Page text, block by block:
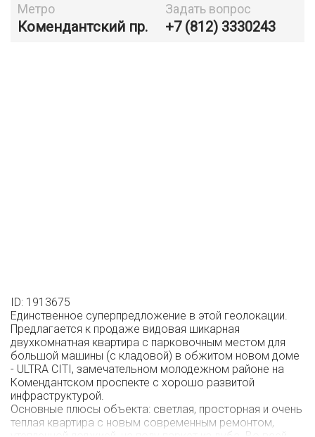
Метро
Комендантский пр.
Задать вопрос
+7 (812) 3330243
ID: 1913675
Единственное суперпредложение в этой геолокации.
Предлагается к продаже видовая шикарная
двухкомнатная квартира с парковочным местом для
большой машины (с кладовой) в обжитом новом доме
- ULTRA CITI, замечательном молодежном районе на
Комендантском проспекте с хорошо развитой
инфраструктурой.
Основные плюсы объекта: светлая, просторная и очень
теплая квартира с новым современным ремонтом,